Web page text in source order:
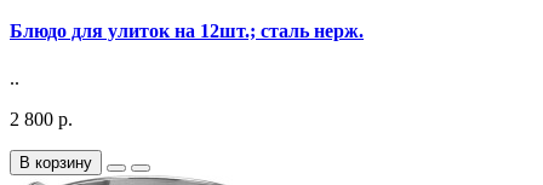
Блюдо для улиток на 12шт.; сталь нерж.
..
2 800 р.
В корзину